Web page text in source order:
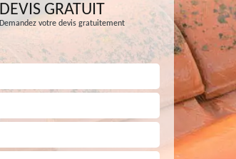
DEVIS GRATUIT
Demandez votre devis gratuitement